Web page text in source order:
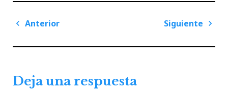
Navegación
entradas
Anterior
Siguiente
Deja una respuesta